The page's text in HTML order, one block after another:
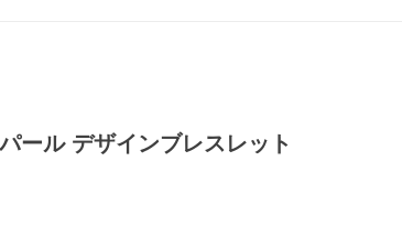
ール デザインブレスレット